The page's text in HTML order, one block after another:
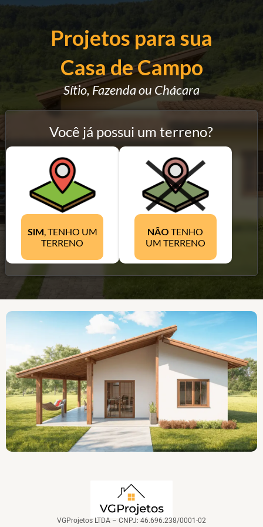
Projetos para sua
Casa de Campo
Sítio, Fazenda ou Chácara
Você já possui um terreno?
SIM , TENHO UM
TERRENO
NÃO TENHO
UM TERRENO
VGProjetos LTDA – CNPJ: 46.696.238/0001-02